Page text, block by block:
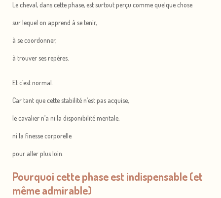
Le cheval, dans cette phase, est surtout perçu comme quelque chose
sur lequel on apprend à se tenir,
à se coordonner,
à trouver ses repères.
Et c’est normal.
Car tant que cette stabilité n’est pas acquise,
le cavalier n’a ni la disponibilité mentale,
ni la finesse corporelle
pour aller plus loin.
Pourquoi cette phase est indispensable (et
même admirable)